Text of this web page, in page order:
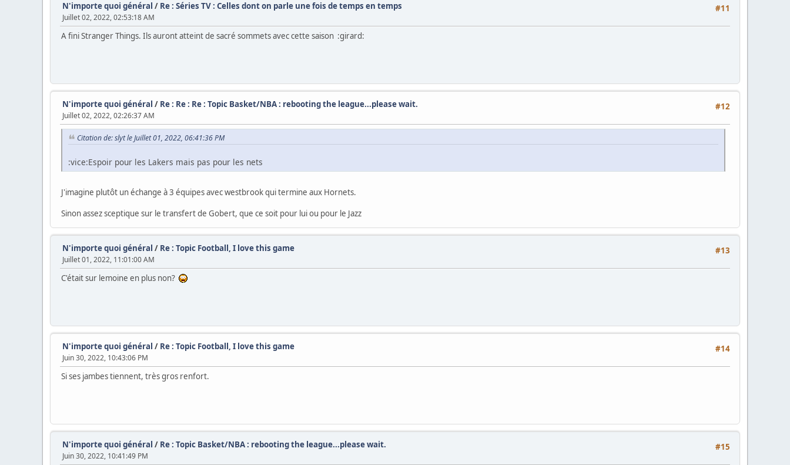
#11
N'importe quoi général / Re : Séries TV : Celles dont on parle une fois de temps en temps
Juillet 02, 2022, 02:53:18 AM
A fini Stranger Things. Ils auront atteint de sacré sommets avec cette saison :girard:
#12
N'importe quoi général / Re : Re : Re : Topic Basket/NBA : rebooting the league...please wait.
Juillet 02, 2022, 02:26:37 AM
Citation de: slyt le Juillet 01, 2022, 06:41:36 PM
:vice:Espoir pour les Lakers mais pas pour les nets
J'imagine plutôt un échange à 3 équipes avec westbrook qui termine aux Hornets.
Sinon assez sceptique sur le transfert de Gobert, que ce soit pour lui ou pour le Jazz
#13
N'importe quoi général / Re : Topic Football, I love this game
Juillet 01, 2022, 11:01:00 AM
C'était sur lemoine en plus non?
#14
N'importe quoi général / Re : Topic Football, I love this game
Juin 30, 2022, 10:43:06 PM
Si ses jambes tiennent, très gros renfort.
#15
N'importe quoi général / Re : Topic Basket/NBA : rebooting the league...please wait.
Juin 30, 2022, 10:41:49 PM